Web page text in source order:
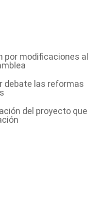
por modificaciones al
debate las reformas
del proyecto que